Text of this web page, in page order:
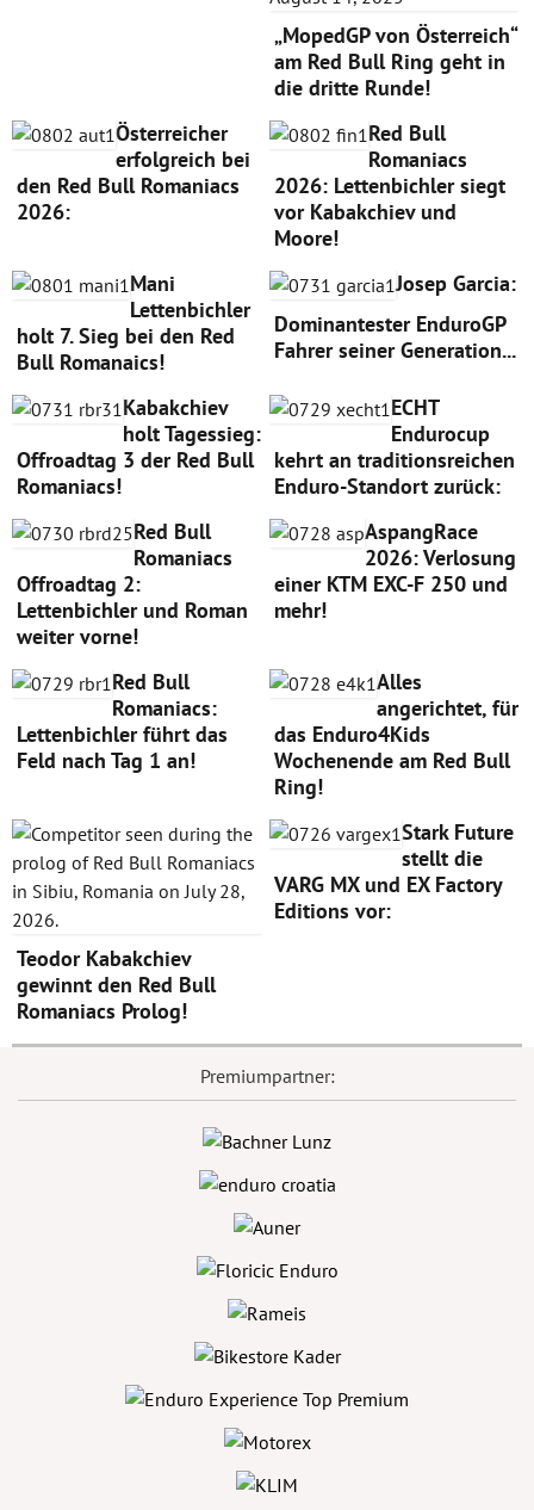
„MopedGP von Österreich“
am Red Bull Ring geht in
die dritte Runde!
Österreicher
erfolgreich bei
den Red Bull Romaniacs
2026:
Red Bull
Romaniacs
2026: Lettenbichler siegt
vor Kabakchiev und
Moore!
Mani
Lettenbichler
holt 7. Sieg bei den Red
Bull Romanaics!
Josep Garcia:
Dominantester EnduroGP
Fahrer seiner Generation...
Kabakchiev
holt Tagessieg:
Offroadtag 3 der Red Bull
Romaniacs!
ECHT
Endurocup
kehrt an traditionsreichen
Enduro-Standort zurück:
Red Bull
Romaniacs
Offroadtag 2:
Lettenbichler und Roman
weiter vorne!
AspangRace
2026: Verlosung
einer KTM EXC-F 250 und
mehr!
Red Bull
Romaniacs:
Lettenbichler führt das
Feld nach Tag 1 an!
Alles
angerichtet, für
das Enduro4Kids
Wochenende am Red Bull
Ring!
Teodor Kabakchiev
gewinnt den Red Bull
Romaniacs Prolog!
Stark Future
stellt die
VARG MX und EX Factory
Editions vor:
Premiumpartner: